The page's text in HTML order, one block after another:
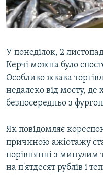
ВІДЕОУРОКИ «ELIFBE»
СВІДЧЕННЯ ОКУПАЦІЇ
Русский
Qırımtatar
ДОЛУЧАЙСЯ!
Усі сайти RFE/RL
У понеділок, 2
Керчі можна було
Особливо жвава
недалеко від мосту,
безпосередньо з
Як повідомляє
причиною ажіотажу
порівнянні з
на п'ятдесят рублів і